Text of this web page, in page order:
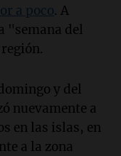
a poco. A
"semana del
y del
nuevamente a
en las islas, en
a la zona